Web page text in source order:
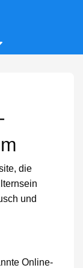
die
und
Online-